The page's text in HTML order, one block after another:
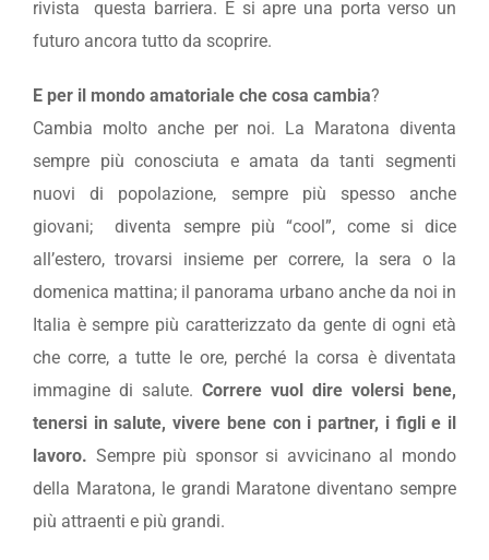
rivista questa barriera. E si apre una porta verso un
futuro ancora tutto da scoprire.
E per il mondo amatoriale che cosa cambia?
Cambia molto anche per noi. La Maratona diventa
sempre più conosciuta e amata da tanti segmenti
nuovi di popolazione, sempre più spesso anche
giovani; diventa sempre più “cool”, come si dice
all’estero, trovarsi insieme per correre, la sera o la
domenica mattina; il panorama urbano anche da noi in
Italia è sempre più caratterizzato da gente di ogni età
che corre, a tutte le ore, perché la corsa è diventata
immagine di salute. Correre vuol dire volersi bene,
tenersi in salute, vivere bene con i partner, i figli e il
lavoro. Sempre più sponsor si avvicinano al mondo
della Maratona, le grandi Maratone diventano sempre
più attraenti e più grandi.